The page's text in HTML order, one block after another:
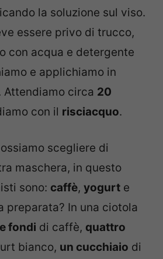
la soluzione sul viso.
essere privo di trucco,
con acqua e detergente
e applichiamo in
Attendiamo circa 20
con il risciacquo.
scegliere di
maschera, in questo
sono: caffè, yogurt e
preparata? In una ciotola
fondi di caffè, quattro
bianco, un cucchiaio di